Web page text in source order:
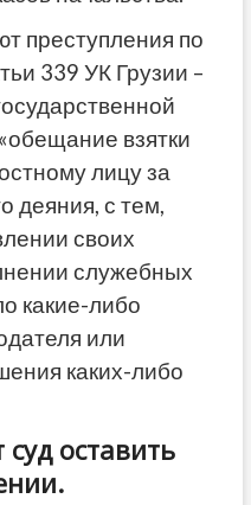
преступления по
339 УК Грузии –
взятки
лицу за
деяния, с тем,
своих
служебных
какие-либо
или
каких-либо
оставить